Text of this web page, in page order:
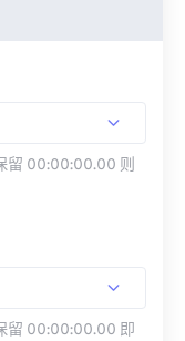
留 00:00:00.00 则
留 00:00:00.00 即